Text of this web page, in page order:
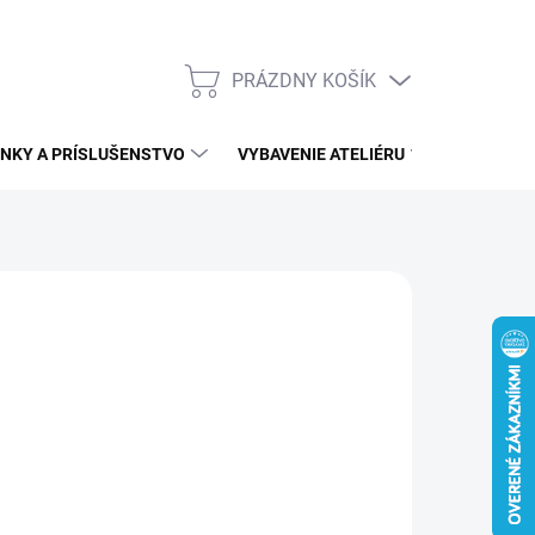
NÁKUPNÝ
PRÁZDNY KOŠÍK
A PRÍSLUŠENSTVO VYBAVENIE ATELIÉRU